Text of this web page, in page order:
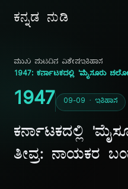
ಕನ್ನಡ ನುಡಿ
ಮುಖ ಪುಟದಿನ ವಿಶೇಷಇತಿಹಾಸ
1947: ಕರ್ನಾಟಕದಲ್ಲಿ 'ಮೈಸೂರು
1947 09-09 · ಇತಿಹಾಸ
ಕರ್ನಾಟಕದಲ್ಲಿ
ತೀವ್ರ: ನಾಯಕರ